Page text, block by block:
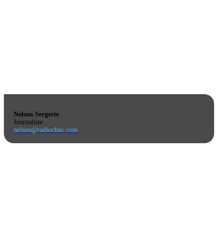
Nelson Sergerie
Journaliste
nelson@radiochnc.com